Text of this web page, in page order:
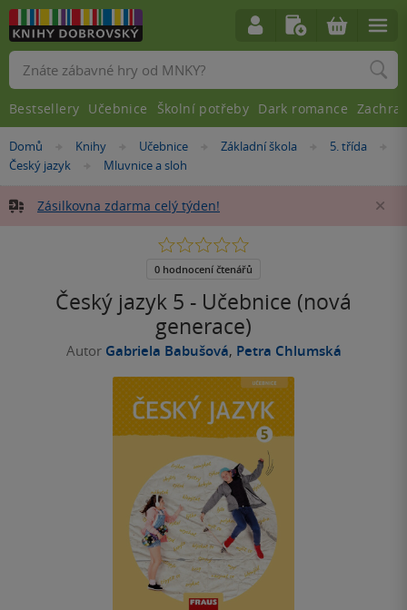
Nacházíte
se
Domů »Knihy »Učebnice »
Základní škola »
5. třída
Český jazyk »
Mluvnice a sloh
Zásilkovna zdarma celý týden!
Český jazyk 5 - Učebnice (nová
generace)
Autor Gabriela Babušová, Petra Chlumská
0.0
5
0 hodnocení čtenářů
Vyhledávání
Bestsellery Učebnice Školní potřeby Dark romance